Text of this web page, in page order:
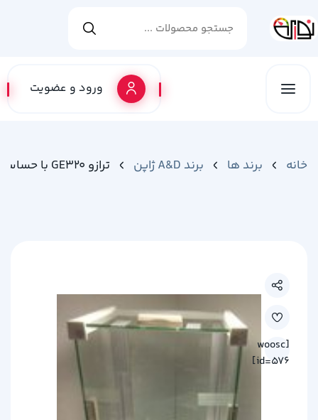
ورود و عضویت
خانه برند ها برند A&D ژاپن ترازو GE320 با حساسیت یک هزارم گرم (0.001 گرم)
[woosc
id=576]